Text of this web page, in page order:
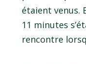
étaient venus.
11 minutes
rencontre